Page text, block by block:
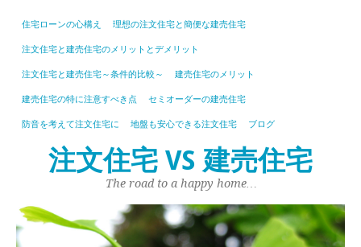
住宅ローンの心構え 理想の注文住宅と簡便な建売住宅
注文住宅と建売住宅のメリットとデメリット
注文住宅と建売住宅～条件的比較～ 建売住宅のメリット
建売住宅の特に注意すべき点 セミオーダーの建売住宅
防音を考えて注文住宅に 地盤も安心できる注文住宅 ブログ
注文住宅 VS 建売住宅
The road to a happy home…